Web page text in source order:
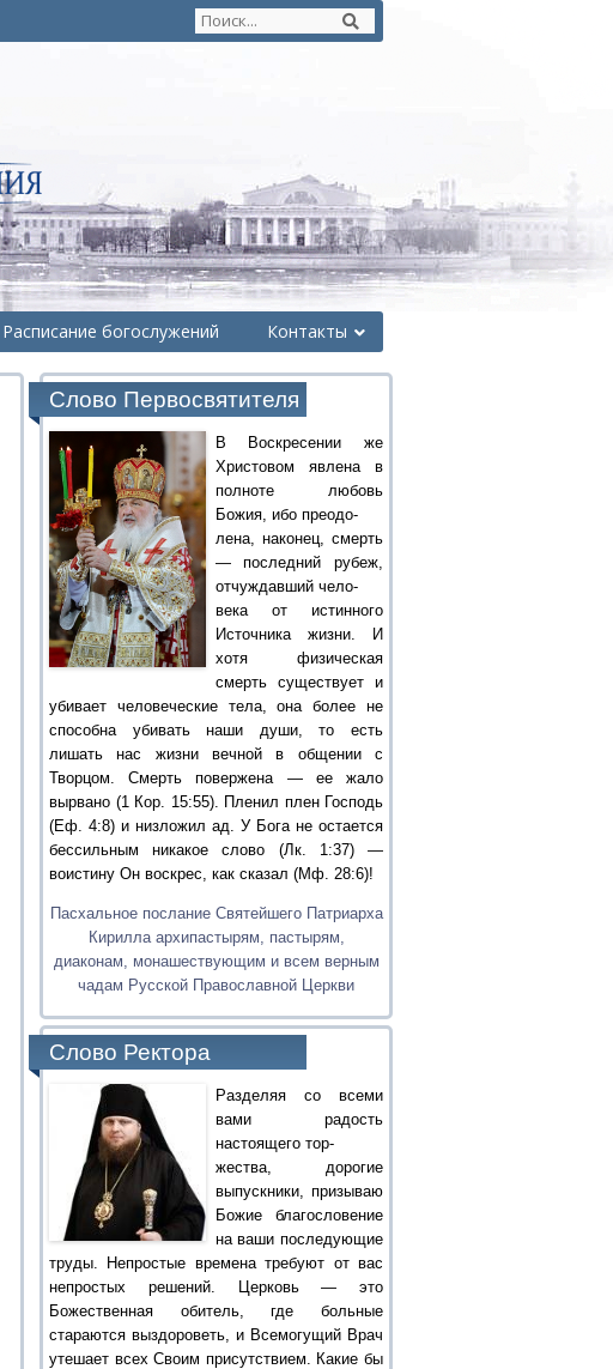
Расписание богослужений Контакты
Слово Первосвятителя
В Воскресении же
Христовом явлена в
полноте любовь
Божия, ибо преодо-
лена, наконец, смерть
— последний рубеж,
отчуждавший чело-
века от истинного
Источника жизни. И
хотя физическая
смерть существует и
убивает человеческие тела, она более не
способна убивать наши души, то есть
лишать нас жизни вечной в общении с
Творцом. Смерть повержена — ее жало
вырвано (1 Кор. 15:55). Пленил плен Господь
(Еф. 4:8) и низложил ад. У Бога не остается
бессильным никакое слово (Лк. 1:37) —
воистину Он воскрес, как сказал (Мф. 28:6)!
Пасхальное послание Святейшего Патриарха
Кирилла архипастырям, пастырям,
диаконам, монашествующим и всем верным
чадам Русской Православной Церкви
Слово Ректора
Разделяя со всеми
вами радость
настоящего тор-
жества, дорогие
выпускники, призываю
Божие благословение
на ваши последующие
труды. Непростые времена требуют от вас
непростых решений. Церковь — это
Божественная обитель, где больные
стараются выздороветь, и Всемогущий Врач
утешает всех Своим присутствием. Какие бы